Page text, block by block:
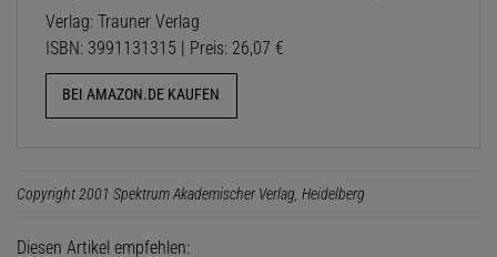
Verlag: Trauner Verlag
ISBN: 3991131315 | Preis: 26,07 €
BEI AMAZON.DE KAUFEN
Copyright 2001 Spektrum Akademischer Verlag, Heidelberg
Diesen Artikel empfehlen: